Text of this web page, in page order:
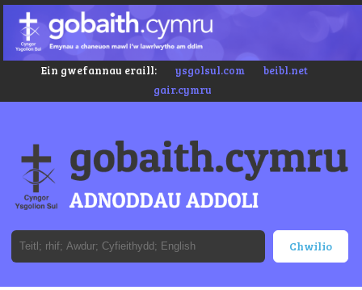
Ein gwefannau eraill: ysgolsul.com
beibl.net
gair.cymru